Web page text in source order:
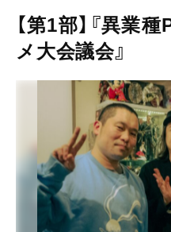
【第1部】『異業
メ大会議会』